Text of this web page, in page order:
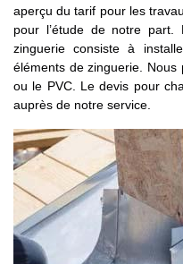
aperçu du tarif pour les
pour l’étude de notre
zinguerie consiste à
éléments de zinguerie. Nous
ou le PVC. Le devis pour
auprès de notre service.